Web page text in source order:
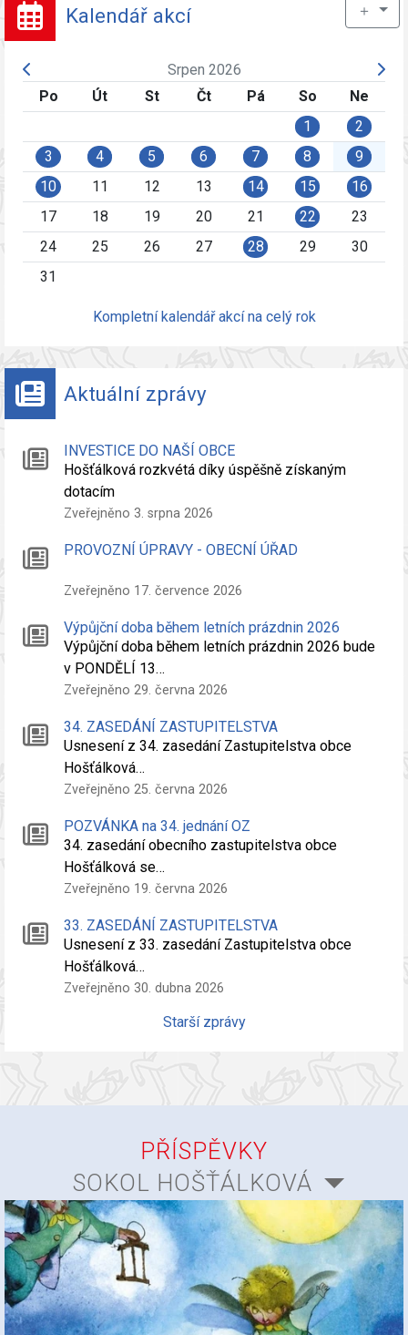
Kalendář akcí ＋
Srpen 2026
Po
Út St Čt Pá So
Ne
1
2
3
4 5 6 7 8
9
10
11 12 13 14 15
16
17
18 19 20 21 22
23
24
25 26 27 28 29
30
31
Kompletní kalendář akcí na celý rok
Aktuální zprávy
INVESTICE DO NAŠÍ OBCE
Hošťálková rozkvétá díky úspěšně získaným
dotacím
Zveřejněno 3. srpna 2026
PROVOZNÍ ÚPRAVY - OBECNÍ ÚŘAD
Zveřejněno 17. července 2026
Výpůjční doba během letních prázdnin 2026
Výpůjční doba během letních prázdnin 2026 bude
v PONDĚLÍ 13…
Zveřejněno 29. června 2026
34. ZASEDÁNÍ ZASTUPITELSTVA
Usnesení z 34. zasedání Zastupitelstva obce
Hošťálková…
Zveřejněno 25. června 2026
POZVÁNKA na 34. jednání OZ
34. zasedání obecního zastupitelstva obce
Hošťálková se…
Zveřejněno 19. června 2026
33. ZASEDÁNÍ ZASTUPITELSTVA
Usnesení z 33. zasedání Zastupitelstva obce
Hošťálková…
Zveřejněno 30. dubna 2026
Starší zprávy
PŘÍSPĚVKY
SOKOL HOŠŤÁLKOVÁ